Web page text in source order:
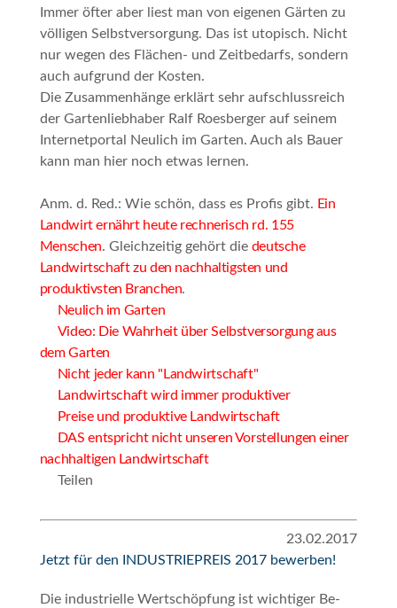
Immer öfter aber liest man von eigenen Gärten zu
völligen Selbstversorgung. Das ist utopisch. Nicht
nur wegen des Flächen- und Zeitbedarfs, sondern
auch aufgrund der Kosten.
Die Zusammenhänge erklärt sehr aufschlussreich
der Gartenliebhaber Ralf Roesberger auf seinem
Internetportal
Neulich im Garten. Auch als Bauer
kann man hier noch etwas lernen.
Anm. d. Red.: Wie schön, dass es Profis gibt. Ein
Landwirt ernährt heute rechnerisch rd. 155
Menschen. Gleichzeitig gehört die deutsche
Landwirtschaft zu den nachhaltigsten und
produktivsten Branchen.
Neulich im Garten
Video: Die Wahrheit über Selbstversorgung aus
dem Garten
Nicht jeder kann "Landwirtschaft"
Landwirtschaft wird immer produktiver
Preise und produktive Landwirtschaft
DAS entspricht nicht unseren Vorstellungen einer
nachhaltigen Landwirtschaft
Teilen
23.02.2017
Jetzt für den INDUSTRIEPREIS 2017 be­wer­ben!
Die in­du­s­tri­el­le Wert­sc­höp­fung ist wich­ti­ger Be­